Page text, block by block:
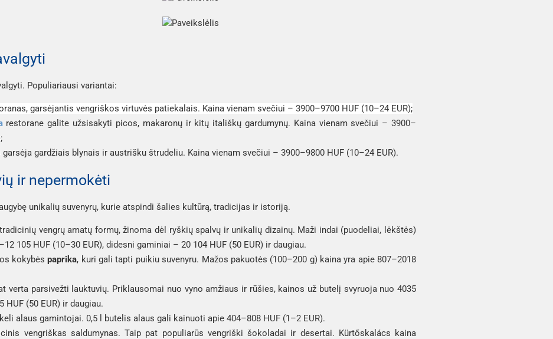
Populiariausi variantai:
garsėjantis vengriškos virtuvės patiekalais. Kaina vienam svečiui – 3900–9700 HUF (10–24 EUR);
restorane galite užsisakyti picos, makaronų ir kitų itališkų gardumynų. Kaina vienam svečiui – 3900–
garsėja gardžiais blynais ir austrišku štrudeliu. Kaina vienam svečiui – 3900–9800 HUF (10–24 EUR).
ir nepermokėti
unikalių suvenyrų, kurie atspindi šalies kultūrą, tradicijas ir istoriją.
vengrų amatų formų, žinoma dėl ryškių spalvų ir unikalių dizainų. Maži indai (puodeliai, lėkštės)
105 HUF (10–30 EUR), didesni gaminiai – 20 104 HUF (50 EUR) ir daugiau.
kokybės paprika, kuri gali tapti puikiu suvenyru. Mažos pakuotės (100–200 g) kaina yra apie 807–2018
verta parsivežti lauktuvių. Priklausomai nuo vyno amžiaus ir rūšies, kainos už butelį svyruoja nuo 4035
HUF (50 EUR) ir daugiau.
alaus gamintojai. 0,5 l butelis alaus gali kainuoti apie 404–808 HUF (1–2 EUR).
vengriškas saldumynas. Taip pat populiarūs vengriški šokoladai ir desertai. Kürtőskalács kaina